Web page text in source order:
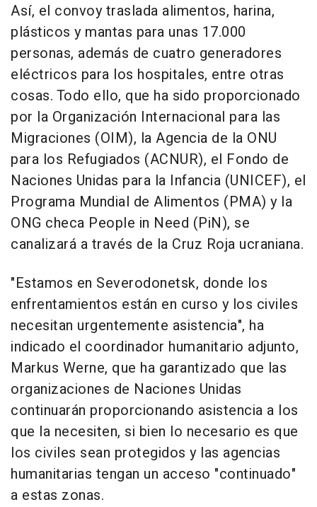
Así, el convoy traslada alimentos, harina,
plásticos y mantas para unas 17.000
personas, además de cuatro generadores
eléctricos para los hospitales, entre otras
cosas. Todo ello, que ha sido proporcionado
por la Organización Internacional para las
Migraciones (OIM), la Agencia de la ONU
para los Refugiados (ACNUR), el Fondo de
Naciones Unidas para la Infancia (UNICEF), el
Programa Mundial de Alimentos (PMA) y la
ONG checa People in Need (PiN), se
canalizará a través de la Cruz Roja ucraniana.
"Estamos en Severodonetsk, donde los
enfrentamientos están en curso y los civiles
necesitan urgentemente asistencia", ha
indicado el coordinador humanitario adjunto,
Markus Werne, que ha garantizado que las
organizaciones de Naciones Unidas
continuarán proporcionando asistencia a los
que la necesiten, si bien lo necesario es que
los civiles sean protegidos y las agencias
humanitarias tengan un acceso "continuado"
a estas zonas.